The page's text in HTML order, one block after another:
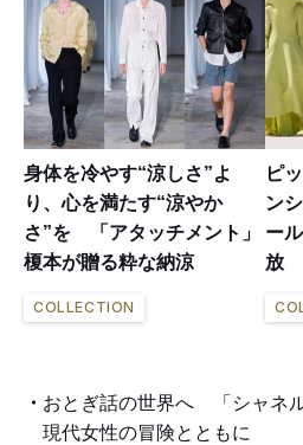
身体を冷やす“涼しさ”よ
り、心を満たす“涼やか
さ”を 「アタッチメント」
榎本が贈る粋な納涼
COLLECTION
ピ
ン
ー
放
おとぎ話の世界へ 「シャネ
現代女性の冒険とともに